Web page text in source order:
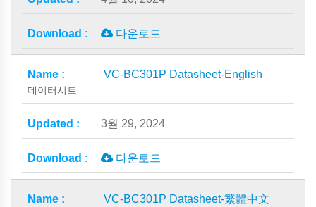
다운로드
VC-BC301P Datasheet-English
데이터시트
3월 29, 2024
다운로드
VC-BC301P Datasheet-繁體中文